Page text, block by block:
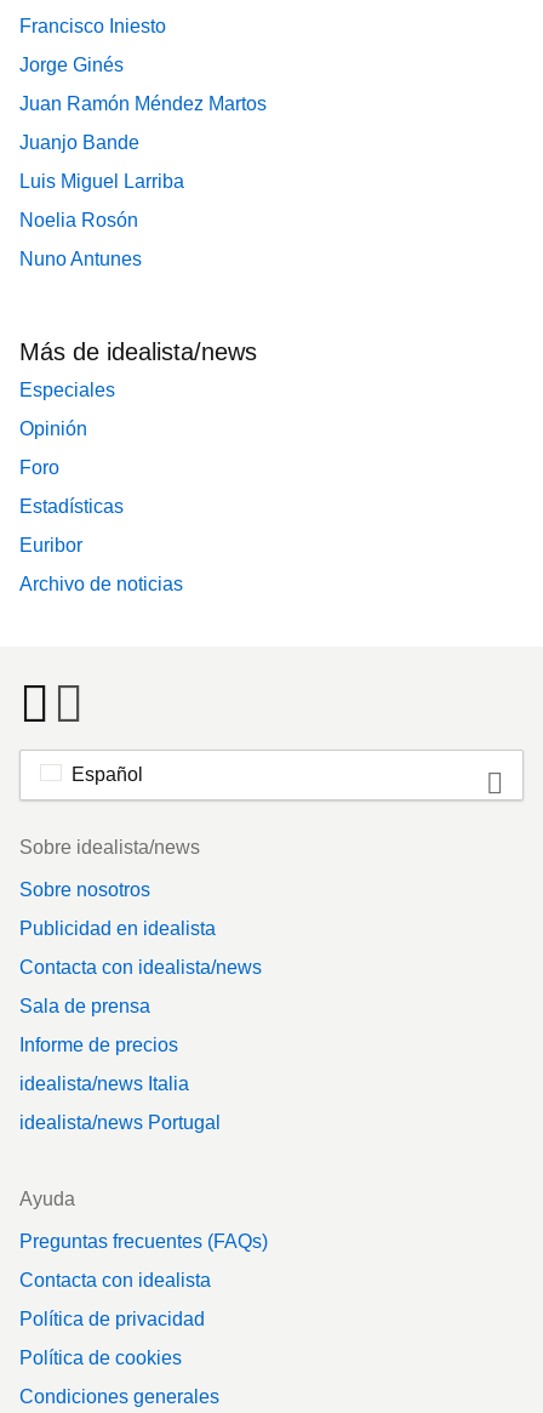
Francisco Iniesto
Jorge Ginés
Juan Ramón Méndez Martos
Juanjo Bande
Luis Miguel Larriba
Noelia Rosón
Nuno Antunes
Más de idealista/news
Especiales
Opinión
Foro
Estadísticas
Euribor
Archivo de noticias
Español
Footer
Sobre idealista/news
Sobre nosotros
Publicidad en idealista
Contacta con idealista/news
Sala de prensa
Informe de precios
idealista/news Italia
idealista/news Portugal
Ayuda
Preguntas frecuentes (FAQs)
Contacta con idealista
Política de privacidad
Política de cookies
Condiciones generales